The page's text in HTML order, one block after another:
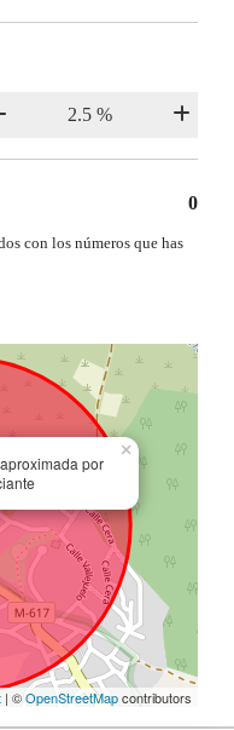
0
con los números que has
por
×
| ©OpenStreetMapcontributors